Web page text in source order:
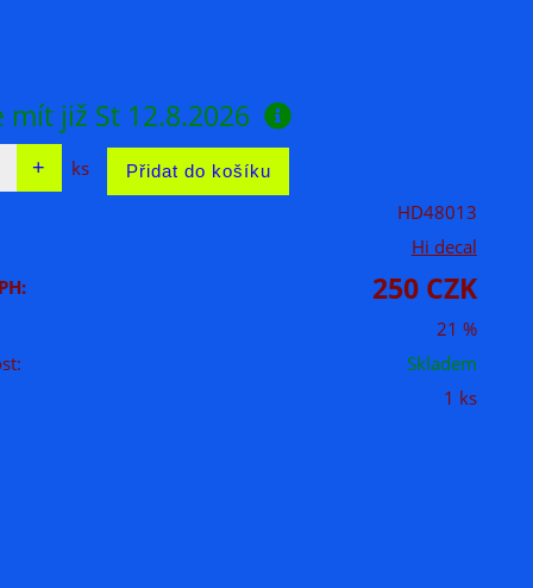
mít již St 12.8.2026
ks
HD48013
Hi decal
250 CZK
21 %
Skladem
1 ks